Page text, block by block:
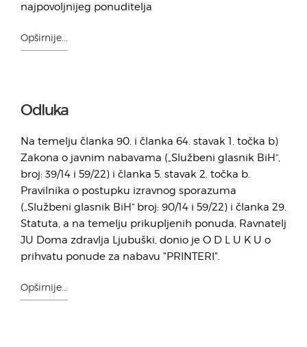
najpovoljnijeg ponuditelja
Opširnije...
Odluka
Na temelju članka 90. i članka 64. stavak 1. točka b)
Zakona o javnim nabavama („Službeni glasnik BiH“,
broj: 39/14 i 59/22) i članka 5. stavak 2. točka b.
Pravilnika o postupku izravnog sporazuma
(„Službeni glasnik BiH“ broj: 90/14 i 59/22) i članka 29.
Statuta, a na temelju prikupljenih ponuda, Ravnatelj
JU Doma zdravlja Ljubuški, donio je O D L U K U o
prihvatu ponude za nabavu "PRINTERI".
Opširnije...